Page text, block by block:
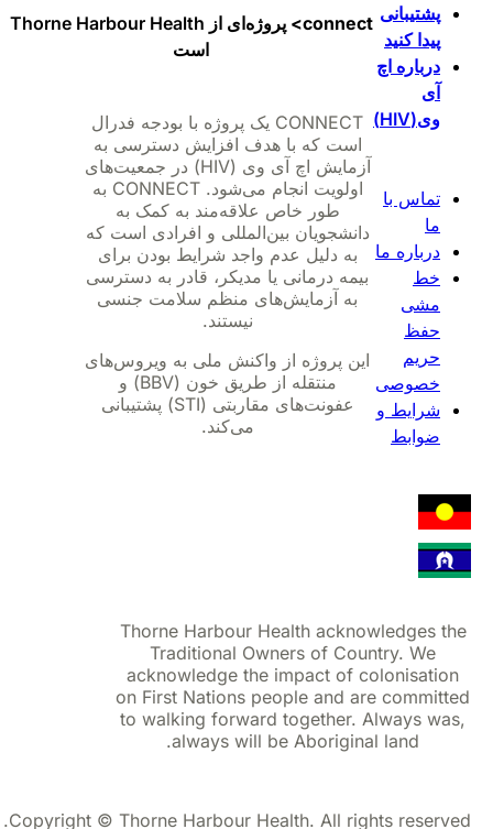
پشتیبانی
پیدا کنید
درباره اچ
تماس با
درباره ما
خصوصی
شرایط و
connect>
پروژه‌ای از Thorne Harbour Health
CONNECT یک پروژه با بودجه فدرال
است که با هدف افزایش دسترسی به
آزمایش اچ آی وی (HIV) در جمعیت‌های
اولویت انجام می‌شود. CONNECT به
طور خاص علاقه‌مند به کمک به
دانشجویان بین‌المللی و افرادی است که
به دلیل عدم واجد شرایط بودن برای
بیمه درمانی یا مدیکر، قادر به دسترسی
به آزمایش‌های منظم سلامت جنسی
نیستند.
این پروژه از واکنش ملی به ویروس‌های
منتقله از طریق خون (BBV) و
عفونت‌های مقاربتی (STI) پشتیبانی
می‌کند.
Thorne Harbour Health acknowledges
Traditional Owners of Country. We
acknowledge the impact of
on First Nations people and are
to walking forward together. Always
always will be Aboriginal land.
Copyright © Thorne Harbour Health. All rights